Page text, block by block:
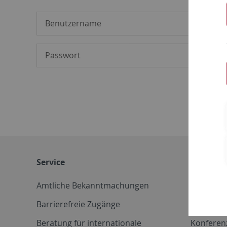
Service
Amtliche Bekanntmachungen
Barrierefreie Zugänge
Beratung für internationale